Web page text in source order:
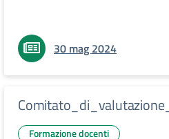
30 mag 2024
Formazione docenti